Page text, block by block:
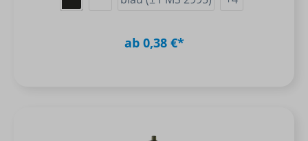
ab 0,38 €*